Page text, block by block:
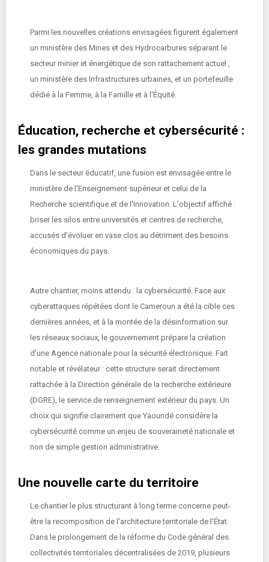
Parmi les nouvelles créations envisagées figurent également
un ministère des Mines et des Hydrocarbures séparant le
secteur minier et énergétique de son rattachement actuel ,
un ministère des Infrastructures urbaines, et un portefeuille
dédié à la Femme, à la Famille et à l'Équité.
Éducation, recherche et cybersécurité :
les grandes mutations
Dans le secteur éducatif, une fusion est envisagée entre le
ministère de l'Enseignement supérieur et celui de la
Recherche scientifique et de l'Innovation. L'objectif affiché :
briser les silos entre universités et centres de recherche,
accusés d'évoluer en vase clos au détriment des besoins
économiques du pays.
Autre chantier, moins attendu : la cybersécurité. Face aux
cyberattaques répétées dont le Cameroun a été la cible ces
dernières années, et à la montée de la désinformation sur
les réseaux sociaux, le gouvernement prépare la création
d'une Agence nationale pour la sécurité électronique. Fait
notable et révélateur : cette structure serait directement
rattachée à la Direction générale de la recherche extérieure
(DGRE), le service de renseignement extérieur du pays. Un
choix qui signifie clairement que Yaoundé considère la
cybersécurité comme un enjeu de souveraineté nationale et
non de simple gestion administrative.
Une nouvelle carte du territoire
Le chantier le plus structurant à long terme concerne peut-
être la recomposition de l'architecture territoriale de l'État.
Dans le prolongement de la réforme du Code général des
collectivités territoriales décentralisées de 2019, plusieurs